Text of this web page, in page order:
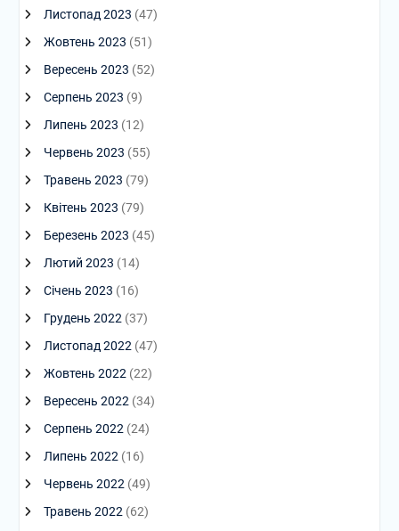
Листопад 2023 (47)
Жовтень 2023 (51)
Вересень 2023 (52)
Серпень 2023 (9)
Липень 2023 (12)
Червень 2023 (55)
Травень 2023 (79)
Квітень 2023 (79)
Березень 2023 (45)
Лютий 2023 (14)
Січень 2023 (16)
Грудень 2022 (37)
Листопад 2022 (47)
Жовтень 2022 (22)
Вересень 2022 (34)
Серпень 2022 (24)
Липень 2022 (16)
Червень 2022 (49)
Травень 2022 (62)